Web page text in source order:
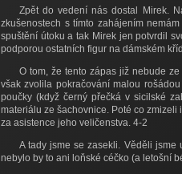
Zpět do vedení nás dostal Mirek.
zkušenostech s tímto zahájením
spuštění útoku a tak Mirek jen potvrdil
podporou ostatních figur na dámském
O tom, že tento zápas již nebude
však zvolila pokračování malou
poučky (když černý přečká v sicilské
materiálu ze šachovnice. Poté co
za asistence jeho veličenstva. 4-2
A tady jsme se zasekli. Věděli
nebylo by to ani loňské céčko (a letošní